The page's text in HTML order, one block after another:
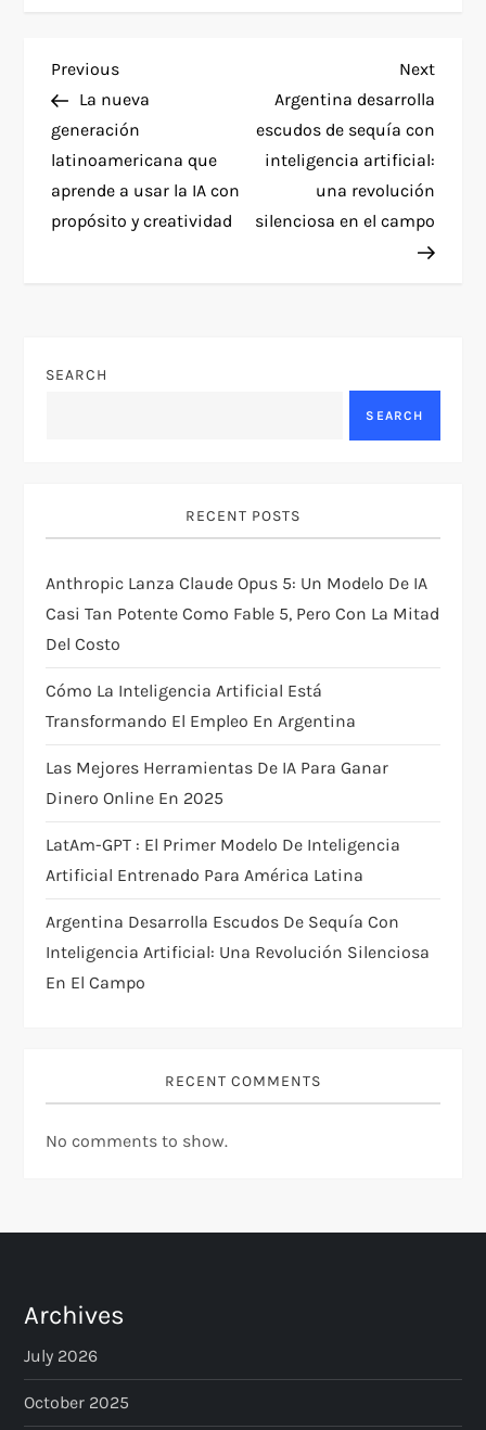
P
o
s
t
v
a
t
i
o
n
Previous
Post
Previous
La nueva
generación
latinoamericana que
aprende a usar la IA con
propósito y creatividad
Next
Post
Next
Argentina desarrolla
escudos de sequía con
inteligencia artificial:
una revolución
silenciosa en el campo
SEARCH
SEARCH
RECENT POSTS
Anthropic Lanza Claude Opus 5: Un Modelo De IA
Casi Tan Potente Como Fable 5, Pero Con La Mitad
Del Costo
Cómo La Inteligencia Artificial Está
Transformando El Empleo En Argentina
Las Mejores Herramientas De IA Para Ganar
Dinero Online En 2025
LatAm-GPT : El Primer Modelo De Inteligencia
Artificial Entrenado Para América Latina
Argentina Desarrolla Escudos De Sequía Con
Inteligencia Artificial: Una Revolución Silenciosa
En El Campo
RECENT COMMENTS
No comments to show.
Archives
July 2026
October 2025